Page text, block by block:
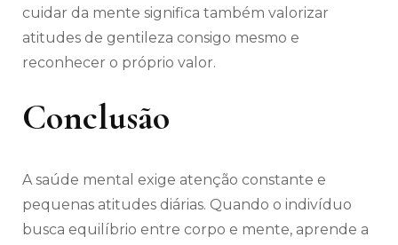
cuidar da mente significa também valorizar
atitudes de gentileza consigo mesmo e
reconhecer o próprio valor.
Conclusão
A saúde mental exige atenção constante e
pequenas atitudes diárias. Quando o indivíduo
busca equilíbrio entre corpo e mente, aprende a